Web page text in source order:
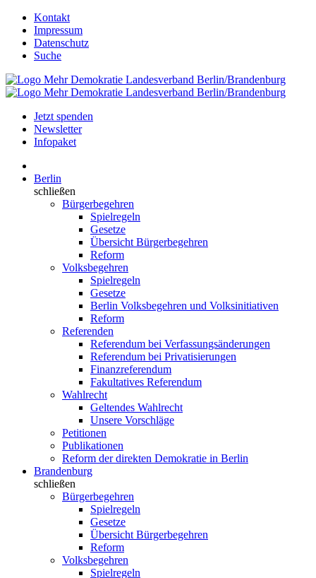
Kontakt
Impressum
Datenschutz
Suche
Jetzt spenden
Newsletter
Infopaket
Berlin
schließen
Bürgerbegehren
Spielregeln
Gesetze
Übersicht Bürgerbegehren
Reform
Volksbegehren
Spielregeln
Gesetze
Berlin Volksbegehren und Volksinitiativen
Reform
Referenden
Referendum bei Verfassungsänderungen
Referendum bei Privatisierungen
Finanzreferendum
Fakultatives Referendum
Wahlrecht
Geltendes Wahlrecht
Unsere Vorschläge
Petitionen
Publikationen
Reform der direkten Demokratie in Berlin
Brandenburg
schließen
Bürgerbegehren
Spielregeln
Gesetze
Übersicht Bürgerbegehren
Reform
Volksbegehren
Spielregeln